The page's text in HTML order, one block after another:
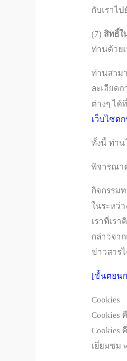
กับเราไ
(7)สิทธิ์ใ
ท่านด้วย
ท่านสาม
ละเอียด
ต่างๆ ได้ที่
เว็บไซต
ทั้งนี้ ท่าน
พิจารณา
กิจกรรม
ในระหว่
เราที่เร
กล่าวจา
ข่าวสาร
[ขั้นตอนก
Cookies
Cookies
Cookies
เยี่ยมชม